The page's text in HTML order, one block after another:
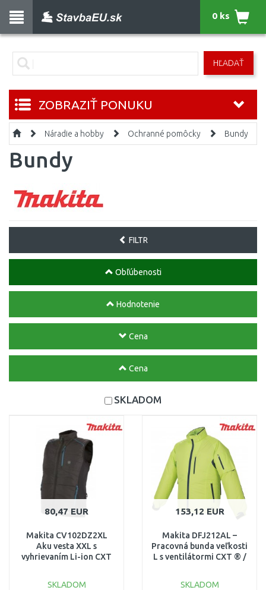
HĽADAŤ
0 ks
ZOBRAZIŤ PONUKU
Náradie a hobby Ochranné pomôcky Bundy
Bundy
FILTR
Obľúbenosti
Hodnotenie
Cena
Cena
SKLADOM
80,47 EUR
Makita CV102DZ2XL
Aku vesta XXL s
vyhrievaním Li-ion CXT
SKLADOM
153,12 EUR
Makita DFJ212AL –
Pracovná bunda veľkosti
L s ventilátormi CXT ® /
SKLADOM